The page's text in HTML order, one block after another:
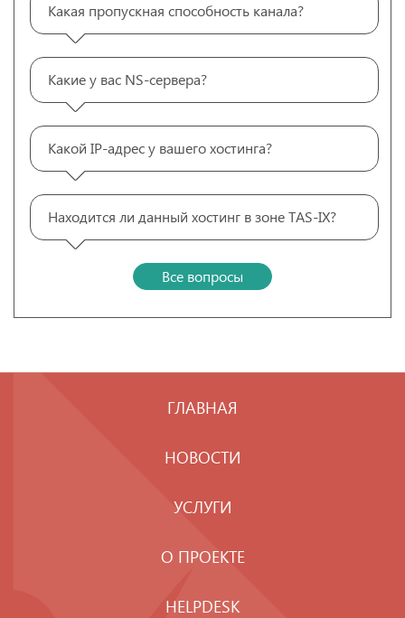
Какая пропускная способность канала?
Какие у вас NS-сервера?
Какой IP-адрес у вашего хостинга?
Находится ли данный хостинг в зоне TAS-IX?
Все вопросы
ГЛАВНАЯ
НОВОСТИ
УСЛУГИ
О ПРОЕКТЕ
HELPDESK